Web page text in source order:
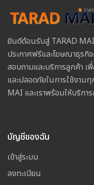
ยินดีต้อนรับสู่ TARAD
ประกาศฟรีและโฆษณาธุรกิ
สอบถามและบริการลูกค้า
และปลอดภัยในการใช้งาน
MAI และเราพร้อมให้บริก
บัญชีของฉัน
เข้าสู่ระบบ
ลงทะเบียน